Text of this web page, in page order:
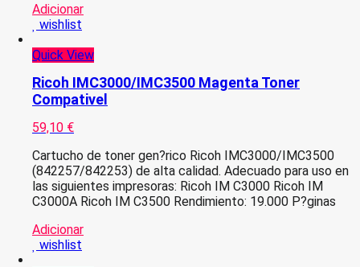
Adicionar
wishlist
Quick View
Ricoh IMC3000/IMC3500 Magenta Toner
Compativel
59,10 €
Cartucho de toner gen?rico Ricoh IMC3000/IMC3500
(842257/842253) de alta calidad. Adecuado para uso en
las siguientes impresoras: Ricoh IM C3000 Ricoh IM
C3000A Ricoh IM C3500 Rendimiento: 19.000 P?ginas
Adicionar
wishlist